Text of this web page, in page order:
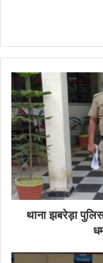
थाना झबरेड़ा